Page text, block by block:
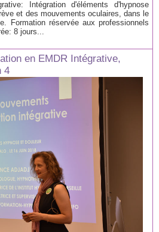
Intégration d'éléments d'hypnose
et des mouvements oculaires, dans le
Formation réservée aux professionnels
8 jours...
en EMDR Intégrative,
4